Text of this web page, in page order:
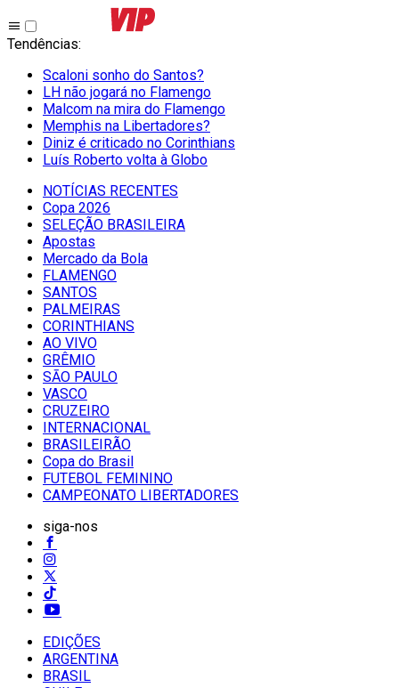
Tendências:
Scaloni sonho do Santos?
LH não jogará no Flamengo
Malcom na mira do Flamengo
Memphis na Libertadores?
Diniz é criticado no Corinthians
Luís Roberto volta à Globo
NOTÍCIAS RECENTES
Copa 2026
SELEÇÃO BRASILEIRA
Apostas
Mercado da Bola
FLAMENGO
SANTOS
PALMEIRAS
CORINTHIANS
AO VIVO
GRÊMIO
SĀO PAULO
VASCO
CRUZEIRO
INTERNACIONAL
BRASILEIRÃO
Copa do Brasil
FUTEBOL FEMININO
CAMPEONATO LIBERTADORES
siga-nos
EDIÇÕES
ARGENTINA
BRASIL